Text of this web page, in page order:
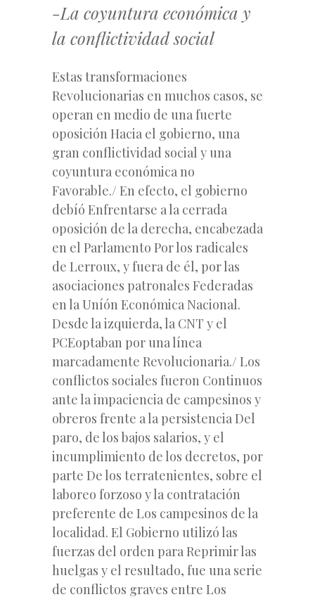
-La coyuntura económica y
la conflictividad social
Estas transformaciones
Revolucionarias en muchos casos, se
operan en medio de una fuerte
oposición Hacia el gobierno, una
gran conflictividad social y una
coyuntura económica no
Favorable./ En efecto, el gobierno
debíó Enfrentarse a la cerrada
oposición de la derecha, encabezada
en el Parlamento Por los radicales
de Lerroux, y fuera de él, por las
asociaciones patronales Federadas
en la Uníón Económica Nacional.
Desde la izquierda, la CNT y el
PCEoptaban por una línea
marcadamente Revolucionaria./ Los
conflictos sociales fueron Continuos
ante la impaciencia de campesinos y
obreros frente a la persistencia Del
paro, de los bajos salarios, y el
incumplimiento de los decretos, por
parte De los terratenientes, sobre el
laboreo forzoso y la contratación
preferente de Los campesinos de la
localidad. El Gobierno utilizó las
fuerzas del orden para Reprimir las
huelgas y el resultado, fue una serie
de conflictos graves entre Los